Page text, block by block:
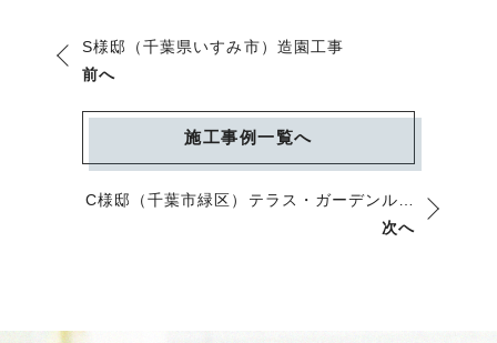
S様邸（千葉県いすみ市）造園工事
前へ
施工事例一覧へ
C様邸（千葉市緑区）テラス・ガーデンルー
ム工事
次へ